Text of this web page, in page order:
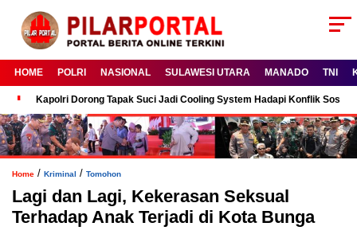
HOME POLRI NASIONAL SULAWESI UTARA MANADO TNI
Kapolri Dorong Tapak Suci Jadi Cooling System Hadapi Konflik Sosial
Home / Kriminal / Tomohon
Lagi dan Lagi, Kekerasan Seksual
Terhadap Anak Terjadi di Kota Bunga